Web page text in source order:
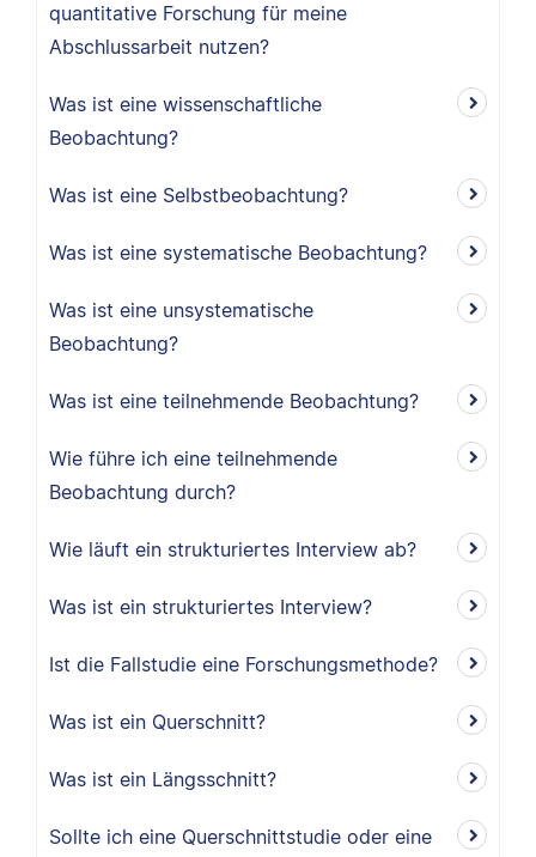
quantitative Forschung für meine
Abschlussarbeit nutzen?
Was ist eine wissenschaftliche
Beobachtung?
Was ist eine Selbstbeobachtung?
Was ist eine systematische Beobachtung?
Was ist eine unsystematische
Beobachtung?
Was ist eine teilnehmende Beobachtung?
Wie führe ich eine teilnehmende
Beobachtung durch?
Wie läuft ein strukturiertes Interview ab?
Was ist ein strukturiertes Interview?
Ist die Fallstudie eine Forschungsmethode?
Was ist ein Querschnitt?
Was ist ein Längsschnitt?
Sollte ich eine Querschnittstudie oder eine